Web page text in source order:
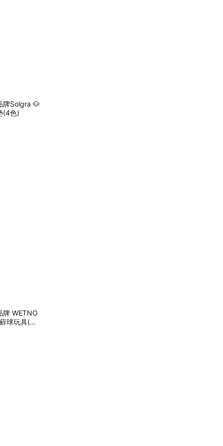
牌Solgra 🐶
(4色)
牌 WETNO
球玩具(手